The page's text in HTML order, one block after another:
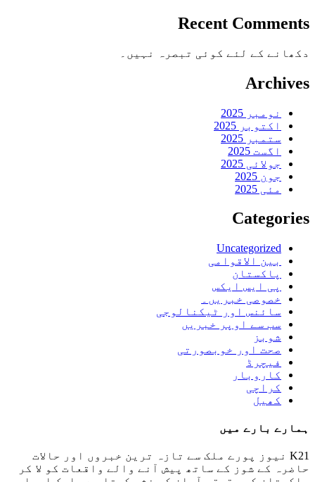
Recent Comments
دکھانے کے لئے کوئی تبصرہ نہیں۔
Archives
نومبر 2025
اکتوبر 2025
ستمبر 2025
اگست 2025
جولائی 2025
جون 2025
مئی 2025
Categories
Uncategorized
بین الاقوامی
پاکستان
پی ایس ایکس
خصوصی خبریں۔
سائنس اور ٹیکنالوجی
سب سے اوپر خبریں
شوبز
صحت اور خوبصورتی
فیچرڈ
کاروبار
کراچی
کھیل
ہمارے بارے میں
K21 نیوز پورے ملک سے تازہ ترین خبروں اور حالات
حاضرہ کے شوز کے ساتھ پیش آنے والے واقعات کو لا کر